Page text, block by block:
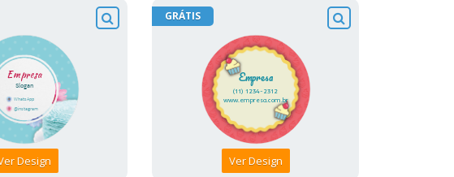
Design
GRÁTIS
Ver Design